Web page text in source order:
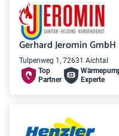
Gerhard Jeromin GmbH
Tulpenweg 1, 72631 Aichtal
Top
Partner
Experte